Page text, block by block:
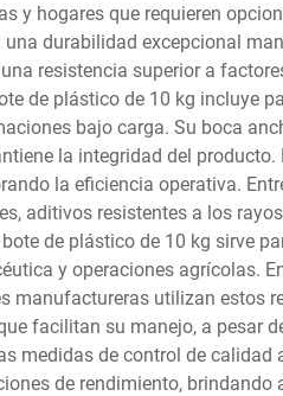
y hogares que requieren
durabilidad excepcional
resistencia superior a
de plástico de 10 kg incluye
bajo carga. Su boca
la integridad del
la eficiencia operativa.
aditivos resistentes a los
de plástico de 10 kg sirve
y operaciones agrícolas.
manufactureras utilizan estos
facilitan su manejo, a pesar
medidas de control de
de rendimiento,